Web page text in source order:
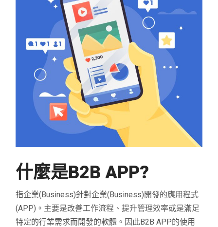
什麼是B2B APP?
指企業(Business)針對企業(Business)開發的應用程式
(APP)。主要是改善工作流程、提升管理效率或是滿足
特定的行業需求而開發的軟體。因此B2B APP的使用